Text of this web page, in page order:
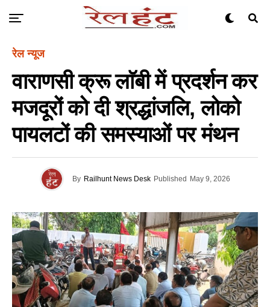
रेल न्यूज
वाराणसी क्रू लाॅबी में प्रदर्शन कर
मजदूरों को दी श्रद्धांजलि, लोको
पायलटों की समस्याओं पर मंथन
By Railhunt News Desk Published May 9, 2026